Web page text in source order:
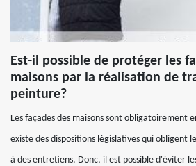
Est-il possible de protéger les
maisons par la réalisation de
peinture?
Les façades des maisons sont obligatoirement
existe des dispositions législatives qui obligent
à des entretiens. Donc, il est possible d'éviter